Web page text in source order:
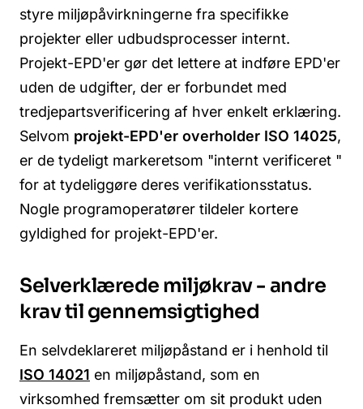
styre miljøpåvirkningerne fra specifikke
projekter eller udbudsprocesser internt.
Projekt-EPD'er gør det lettere at indføre EPD'er
uden de udgifter, der er forbundet med
tredjepartsverificering af hver enkelt erklæring.
Selvom projekt-EPD'er overholder ISO 14025,
er de tydeligt markeretsom "internt verificeret "
for at tydeliggøre deres verifikationsstatus.
Nogle programoperatører tildeler kortere
gyldighed for projekt-EPD'er.
Selverklærede miljøkrav - andre
krav til gennemsigtighed
En selvdeklareret miljøpåstand er i henhold til
ISO 14021 en miljøpåstand, som en
virksomhed fremsætter om sit produkt uden